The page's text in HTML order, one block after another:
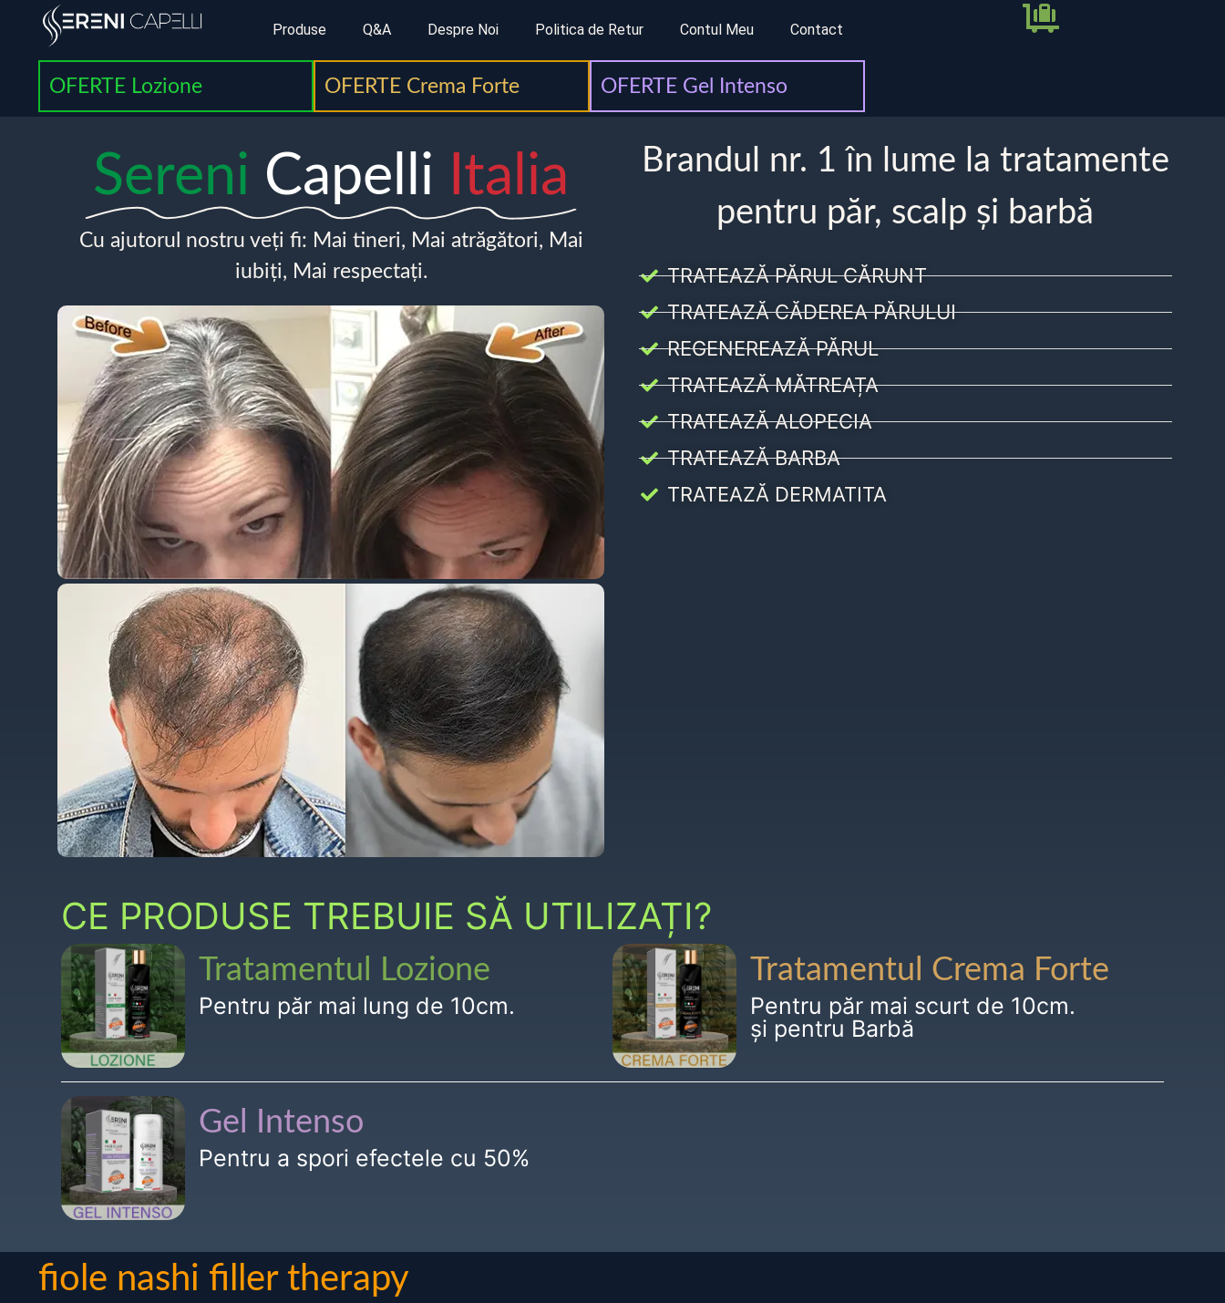
Produse Q&A Despre Noi Politica de Retur Contul Meu Contact
OFERTE Lozione OFERTE Crema Forte OFERTE Gel Intenso
Sereni Capelli Italia
Cu ajutorul nostru veți fi: Mai tineri, Mai atrăgători, Mai
iubiți, Mai respectați.
Brandul nr. 1 în lume la tratamente
pentru păr, scalp și barbă
TRATEAZĂ PĂRUL CĂRUNT
TRATEAZĂ CĂDEREA PĂRULUI
REGENEREAZĂ PĂRUL
TRATEAZĂ MĂTREAȚA
TRATEAZĂ ALOPECIA
TRATEAZĂ BARBA
TRATEAZĂ DERMATITA
CE PRODUSE TREBUIE SĂ UTILIZAȚI?
Tratamentul Lozione
Pentru păr mai lung de 10cm.
Tratamentul Crema Forte
Pentru păr mai scurt de 10cm.
și pentru Barbă
Gel Intenso
Pentru a spori efectele cu 50%
fiole nashi filler therapy